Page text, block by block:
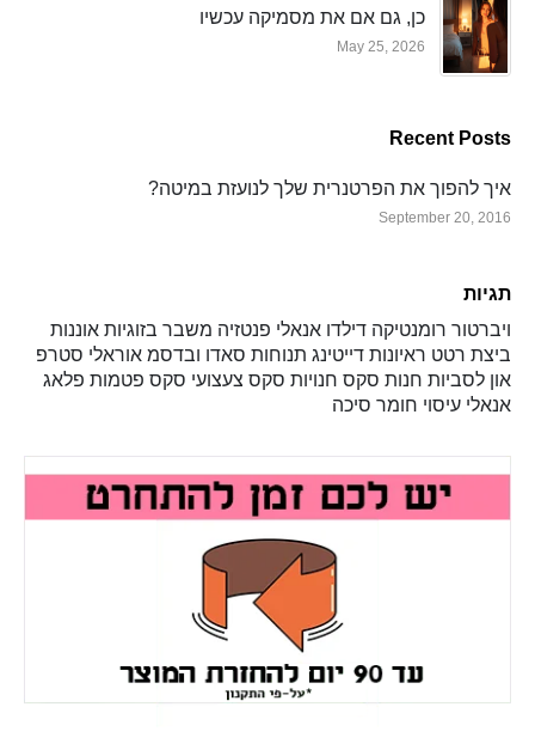
כן, גם אם את מסמיקה עכשיו
May 25, 2026
Recent Posts
איך להפוך את הפרטנרית שלך לנועזת במיטה?
September 20, 2016
תגיות
ויברטור רומנטיקה דילדו אנאלי פנטזיה משבר בזוגיות אוננות
ביצת רטט ראיונות דייטינג תנוחות סאדו ובדסמ אוראלי סטרפ
און לסביות חנות סקס חנויות סקס צעצועי סקס פטמות פלאג
אנאלי עיסוי חומר סיכה